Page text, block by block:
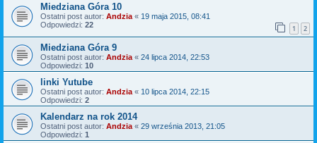
Miedziana Góra 10
Ostatni post autor: Andzia « 19 maja 2015, 08:41
Odpowiedzi: 22 1 2
Miedziana Góra 9
Ostatni post autor: Andzia « 24 lipca 2014, 22:53
Odpowiedzi: 10
linki Yutube
Ostatni post autor: Andzia « 10 lipca 2014, 22:15
Odpowiedzi: 2
Kalendarz na rok 2014
Ostatni post autor: Andzia « 29 września 2013, 21:05
Odpowiedzi: 1